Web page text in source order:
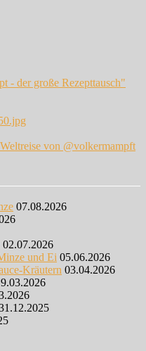
07.08.2026
02.07.2026
und Ei 05.06.2026
Kräutern 03.04.2026